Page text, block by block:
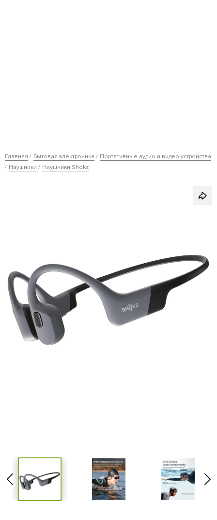
Главная Бытовая электроника
Портативные аудио и видео устройства
Наушники
Наушники Shokz